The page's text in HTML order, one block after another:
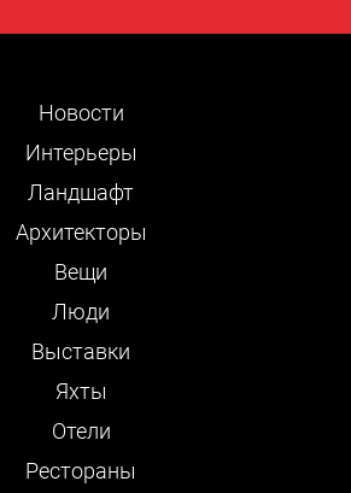
Новости
Интерьеры
Ландшафт
Архитекторы
Вещи
Люди
Выставки
Яхты
Отели
Рестораны